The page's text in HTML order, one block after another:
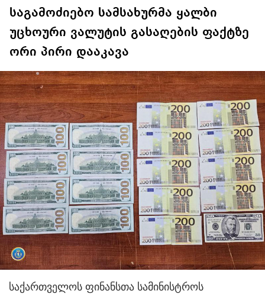
საგამოძიებო სამსახურმა ყალბი
უცხოური ვალუტის გასაღების ფაქტზე
ორი პირი დააკავა
საქართველოს ფინანსთა სამინისტროს